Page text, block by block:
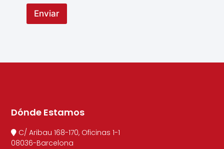
Enviar
Dónde Estamos
C/ Aribau 168-170, Oficinas 1-1
08036-Barcelona